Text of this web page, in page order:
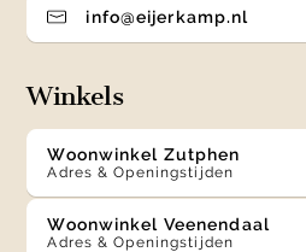
info@eijerkamp.nl
Winkels
Woonwinkel Zutphen
Adres & Openingstijden
Woonwinkel Veenendaal
Adres & Openingstijden